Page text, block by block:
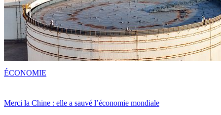
Merci la Chine : elle a sauvé l’économie mondiale
ÉCONOMIE